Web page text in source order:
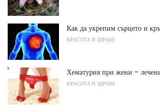
Как да укрепим сърцето и
КРАСОТА И ЗДРАВЕ
Хематурия при жени -
КРАСОТА И ЗДРАВЕ